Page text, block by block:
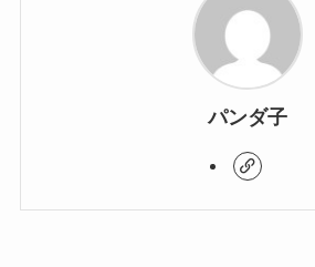
パンダ子